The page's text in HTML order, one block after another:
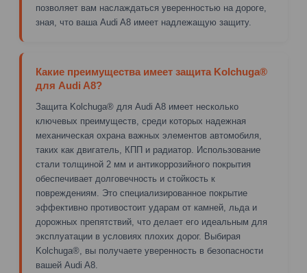
позволяет вам наслаждаться уверенностью на дороге,
зная, что ваша Audi A8 имеет надлежащую защиту.
Какие преимущества имеет защита Kolchuga®
для Audi A8?
Защита Kolchuga® для Audi A8 имеет несколько
ключевых преимуществ, среди которых надежная
механическая охрана важных элементов автомобиля,
таких как двигатель, КПП и радиатор. Использование
стали толщиной 2 мм и антикоррозийного покрытия
обеспечивает долговечность и стойкость к
повреждениям. Это специализированное покрытие
эффективно противостоит ударам от камней, льда и
дорожных препятствий, что делает его идеальным для
эксплуатации в условиях плохих дорог. Выбирая
Kolchuga®, вы получаете уверенность в безопасности
вашей Audi A8.